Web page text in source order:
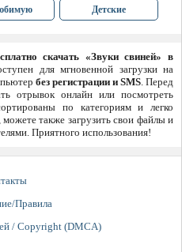
Детские
скачать «Звуки свиней» в
для мгновенной загрузки на
без регистрации и SMS. Перед
отрывок онлайн или посмотреть
по категориям и легко
также загрузить свои файлы и
Приятного использования!
Правила
/ Copyright (DMCA)